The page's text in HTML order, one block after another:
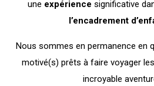
une expérience significative
l’encadrement
Nous sommes en permanence en
motivé(s) prêts à faire voyager
incroyable